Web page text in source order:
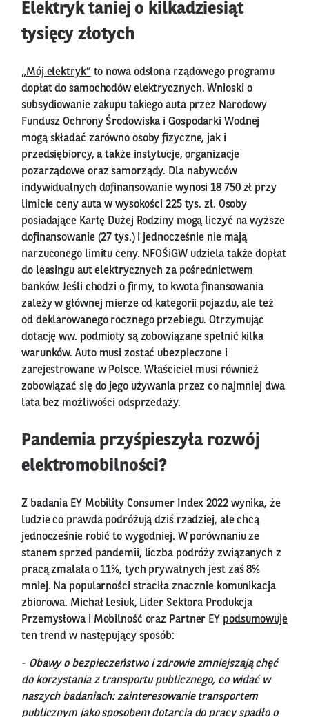
Elektryk taniej o kilkadziesiąt
tysięcy złotych
„Mój elektryk” to nowa odsłona rządowego programu
dopłat do samochodów elektrycznych. Wnioski o
subsydiowanie zakupu takiego auta przez Narodowy
Fundusz Ochrony Środowiska i Gospodarki Wodnej
mogą składać zarówno osoby fizyczne, jak i
przedsiębiorcy, a także instytucje, organizacje
pozarządowe oraz samorządy. Dla nabywców
indywidualnych dofinansowanie wynosi 18 750 zł przy
limicie ceny auta w wysokości 225 tys. zł. Osoby
posiadające Kartę Dużej Rodziny mogą liczyć na wyższe
dofinansowanie (27 tys.) i jednocześnie nie mają
narzuconego limitu ceny. NFOŚiGW udziela także dopłat
do leasingu aut elektrycznych za pośrednictwem
banków. Jeśli chodzi o firmy, to kwota finansowania
zależy w głównej mierze od kategorii pojazdu, ale też
od deklarowanego rocznego przebiegu. Otrzymując
dotację ww. podmioty są zobowiązane spełnić kilka
warunków. Auto musi zostać ubezpieczone i
zarejestrowane w Polsce. Właściciel musi również
zobowiązać się do jego używania przez co najmniej dwa
lata bez możliwości odsprzedaży.
Pandemia przyśpieszyła rozwój
elektromobilności?
Z badania EY Mobility Consumer Index 2022 wynika, że
ludzie co prawda podróżują dziś rzadziej, ale chcą
jednocześnie robić to wygodniej. W porównaniu ze
stanem sprzed pandemii, liczba podróży związanych z
pracą zmalała o 11%, tych prywatnych jest zaś 8%
mniej. Na popularności straciła znacznie komunikacja
zbiorowa. Michał Lesiuk, Lider Sektora Produkcja
Przemysłowa i Mobilność oraz Partner EY podsumowuje
ten trend w następujący sposób:
- Obawy o bezpieczeństwo i zdrowie zmniejszają chęć
do korzystania z transportu publicznego, co widać w
naszych badaniach: zainteresowanie transportem
publicznym jako sposobem dotarcia do pracy spadło o